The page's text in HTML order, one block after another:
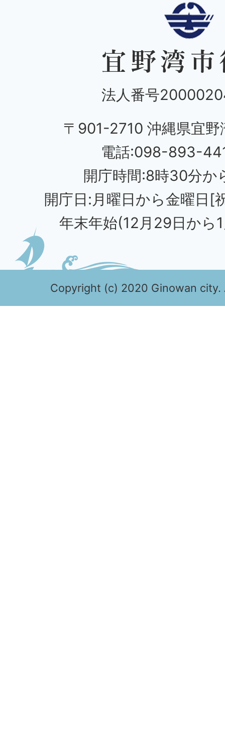
法人番号
〒901-2710 沖縄県宜野
電話:098-893-
開庁時間:8時30分か
開庁日:月曜日から金曜日[
年末年始(12月29日から
Copyright (c) 2020 Ginowan city.